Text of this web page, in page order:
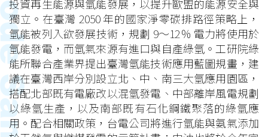
投資再生能源與氫能發展，以提升歐盟的能源安全與
獨立。在臺灣 2050 年的國家淨零碳排路徑策略上，
氫能被列入欲發展技術，規劃 9～12％ 電力將使用於
氫能發電，而氫氣來源有進口與自產綠氫。工研院綠
能所聯合產業界提出臺灣氫能技術應用藍圖規畫，建
議在臺灣西岸分別設立北、中、南三大氫應用園區，
搭配北部既有電廠改以混氫發電、中部離岸風電規劃
以綠氫生產，以及南部既有石化鋼鐵聚落的綠氫應
用。配合相關政策，台電公司將進行氫能與氨氣添加